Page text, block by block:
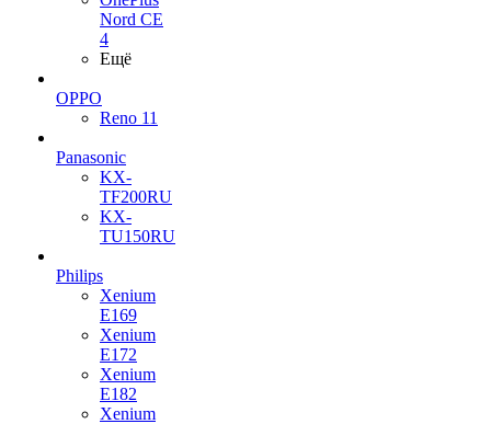
Nord CE
4
Ещё
OPPO
Reno 11
Panasonic
KX-
TF200RU
KX-
TU150RU
Philips
Xenium
E169
Xenium
E172
Xenium
E182
Xenium